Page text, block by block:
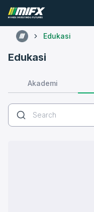
Edukasi
Edukasi
Akademi